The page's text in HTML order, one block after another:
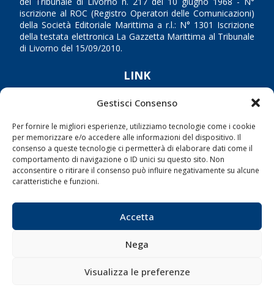
Gestisci Consenso
Per fornire le migliori esperienze, utilizziamo tecnologie come i cookie
per memorizzare e/o accedere alle informazioni del dispositivo. Il
consenso a queste tecnologie ci permetterà di elaborare dati come il
comportamento di navigazione o ID unici su questo sito. Non
acconsentire o ritirare il consenso può influire negativamente su alcune
caratteristiche e funzioni.
Accetta
Nega
Visualizza le preferenze
iscrizione al ROC (Registro Operatori delle Comunicazioni)
della Società Editoriale Marittima a r.l.: N° 1301 Iscrizione
della testata elettronica La Gazzetta Marittima al Tribunale
di Livorno del 15/09/2010.
LINK
Shipping
Porti/Interporti
Trasporti
Varie
Sostenibilità
Blue economy
Diporto
Chi siamo
Contatti